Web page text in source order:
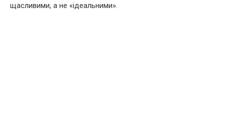
щасливими, а не «ідеальними».